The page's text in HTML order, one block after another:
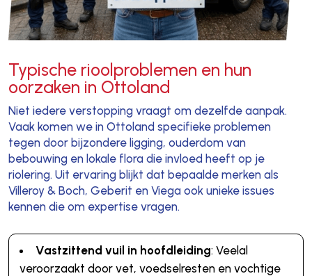
Typische rioolproblemen en hun
oorzaken in Ottoland
Niet iedere verstopping vraagt om dezelfde aanpak.
Vaak komen we in Ottoland specifieke problemen
tegen door bijzondere ligging, ouderdom van
bebouwing en lokale flora die invloed heeft op je
riolering. Uit ervaring blijkt dat bepaalde merken als
Villeroy & Boch, Geberit en Viega ook unieke issues
kennen die om expertise vragen.
Vastzittend vuil in hoofdleiding: Veelal
veroorzaakt door vet, voedselresten en vochtige